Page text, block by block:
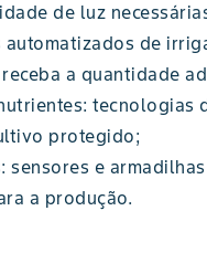
de luz
de
a quantidade
tecnologias
protegido;
e
a produção.